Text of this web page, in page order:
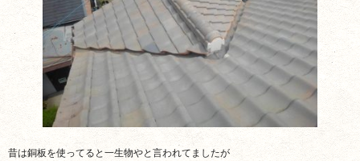
昔は銅板を使ってると一生物やと言われてましたが